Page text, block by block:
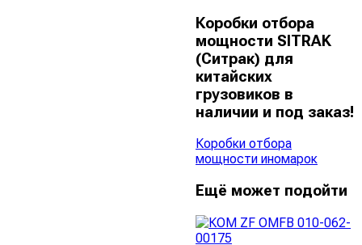
Коробки отбора
мощности SITRAK
(Ситрак) для
китайских
грузовиков в
наличии и под заказ!
Коробки отбора
мощности иномарок
Ещё может подойти